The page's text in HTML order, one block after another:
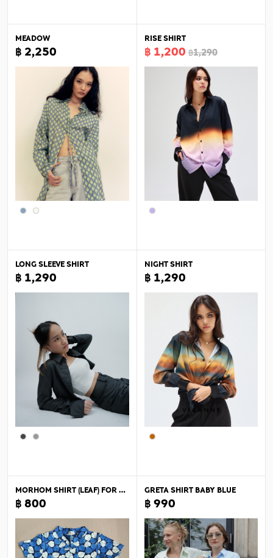
MEADOW
฿ 2,250
RISE SHIRT
฿ 1,200 ฿1,290
LONG SLEEVE SHIRT
฿ 1,290
NIGHT SHIRT
฿ 1,290
MORHOM SHIRT (LEAF) FOR WOMEN
฿ 800
GRETA SHIRT BABY BLUE
฿ 990